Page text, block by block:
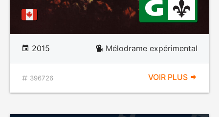
2015 Mélodrame expérimental
396726 VOIR PLUS